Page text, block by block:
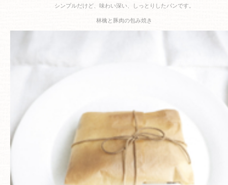
シンプルだけど、味わい深い、しっとりしたパンです。
林檎と豚肉の包み焼き